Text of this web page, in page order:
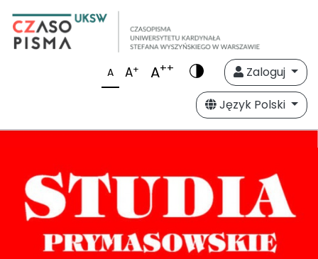
A A+ A++
Zaloguj
Język Polski